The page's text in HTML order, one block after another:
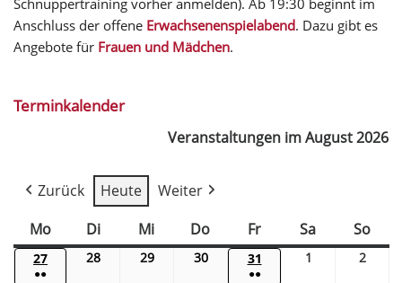
Schnuppertraining vorher anmelden). Ab 19:30 beginnt im
Anschluss der offene Erwachsenenspielabend. Dazu gibt es
Angebote für Frauen und Mädchen.
Terminkalender
Veranstaltungen im August 2026
Zurück Heute
Weiter
Mo
Di Mi Do Fr Sa So
27
●●
28 29 30 31
●●
1 2